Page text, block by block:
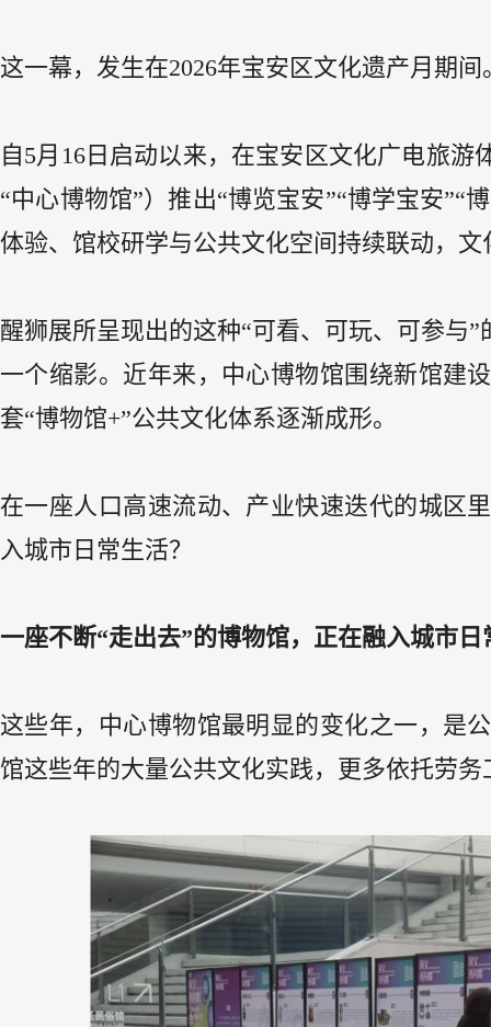
这一幕，发生在2026年宝安区文化遗产月期间
自5月16日启动以来，在宝安区文化广电旅
“中心博物馆”）推出“博览宝安”“博学宝安”“
体验、馆校研学与公共文化空间持续联动，
醒狮展所呈现出的这种“可看、可玩、可参与
一个缩影。近年来，中心博物馆围绕新馆建
套“博物馆+”公共文化体系逐渐成形。
在一座人口高速流动、产业快速迭代的城区
入城市日常生活？
一座不断“走出去”的博物馆，正在融入城市日
这些年，中心博物馆最明显的变化之一，是
馆这些年的大量公共文化实践，更多依托劳